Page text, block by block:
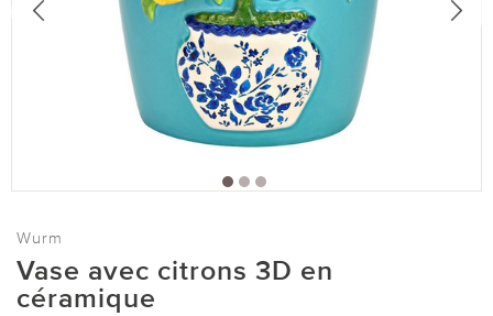
Wurm
Vase avec citrons 3D en
céramique